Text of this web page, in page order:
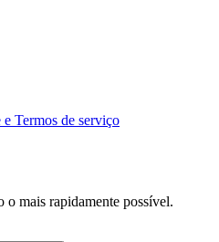
Termos de serviço
o mais rapidamente possível.